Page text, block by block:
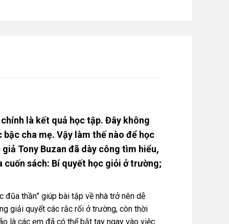
là kết quả học tập. Đây không
cha mẹ. Vậy làm thế nào để học
Tony Buzan đã dày công tìm hiểu,
cuốn sách: Bí quyết học giỏi ở trường;
thần” giúp bài tập về nhà trở nên dễ
giải quyết các rắc rối ở trường, còn thời
là các em đã có thể bắt tay ngay vào việc